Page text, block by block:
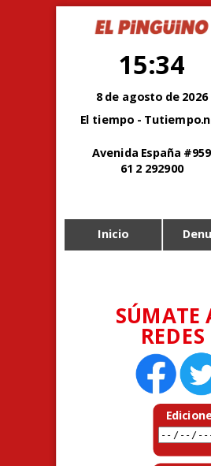
15:34
8 de agosto de 2026
El tiempo -
Avenida España #959
61 2 292900
Inicio
SÚMATE